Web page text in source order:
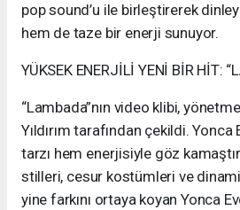
pop sound’u ile birleştirerek
hem de taze bir enerji sunuyor.
YÜKSEK ENERJİLİ YENİ BİR HİT:
“Lambada”nın video klibi,
Yıldırım tarafından çekildi.
tarzı hem enerjisiyle göz
stilleri, cesur kostümleri ve
yine farkını ortaya koyan Yonca